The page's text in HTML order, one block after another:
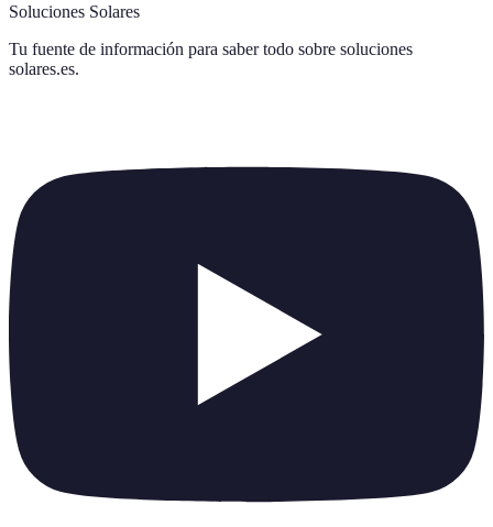
Soluciones Solares
Tu fuente de información para saber todo sobre soluciones
solares.es.